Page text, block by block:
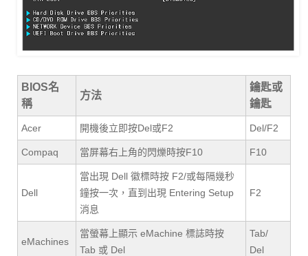
BIOS名
稱
方法
鑰匙或
鑰匙
Acer 開機後立即按Del或F2 Del/F2
Compaq 當屏幕右上角的閃爍時按F10 F10
Dell
當出現 Dell 徽標時按 F2/或每隔幾秒
鐘按一次，直到出現 Entering Setup
消息
F2
eMachines
當螢幕上顯示 eMachine 標誌時按
Tab 或 Del
Tab/
Del